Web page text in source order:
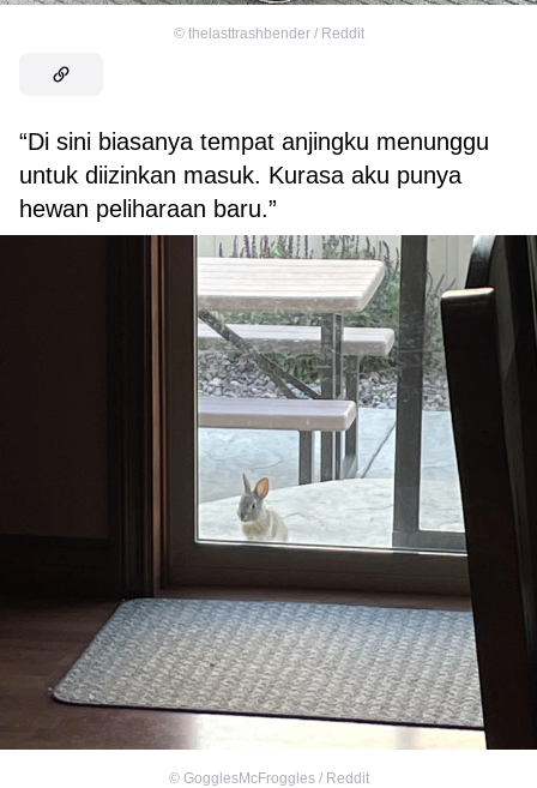
© thelasttrashbender / Reddit
“Di sini biasanya tempat anjingku menunggu
untuk diizinkan masuk. Kurasa aku punya
hewan peliharaan baru.”
© GogglesMcFroggles / Reddit